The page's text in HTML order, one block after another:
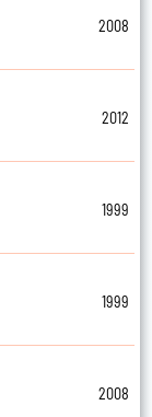
2008
2012
1999
1999
2008